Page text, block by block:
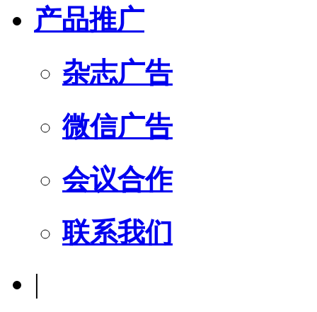
产品推广
杂志广告
微信广告
会议合作
联系我们
|